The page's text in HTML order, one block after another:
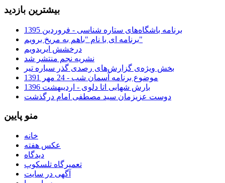
بیشترین بازدید
برنامه باشگاه‌های ستاره شناسی - فروردین 1395
برنامه ای با نام "باهم به مریخ برویم"
درخشش ایریدویم
نشریه نجم منتشر شد
بخش ویژه‌ی گزارش‌های رصدی گذر سیاره تیر
موضوع برنامه آسمان شب - 24 مهر 1391
بارش شهابی اتا دلوی - اردیبهشت 1396
دوست عزیزمان سید مصطفی امام درگذشت
منو پایین
خانه
عکس هفته
دیدگاه
تعمیرگاه تلسکوپ
آگهی در سایت